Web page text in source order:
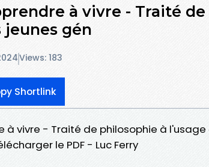
à vivre - Traité
jeunes gén
Views: 183
Shortlink
à vivre - Traité de philosophie à l'usage
le PDF - Luc Ferry